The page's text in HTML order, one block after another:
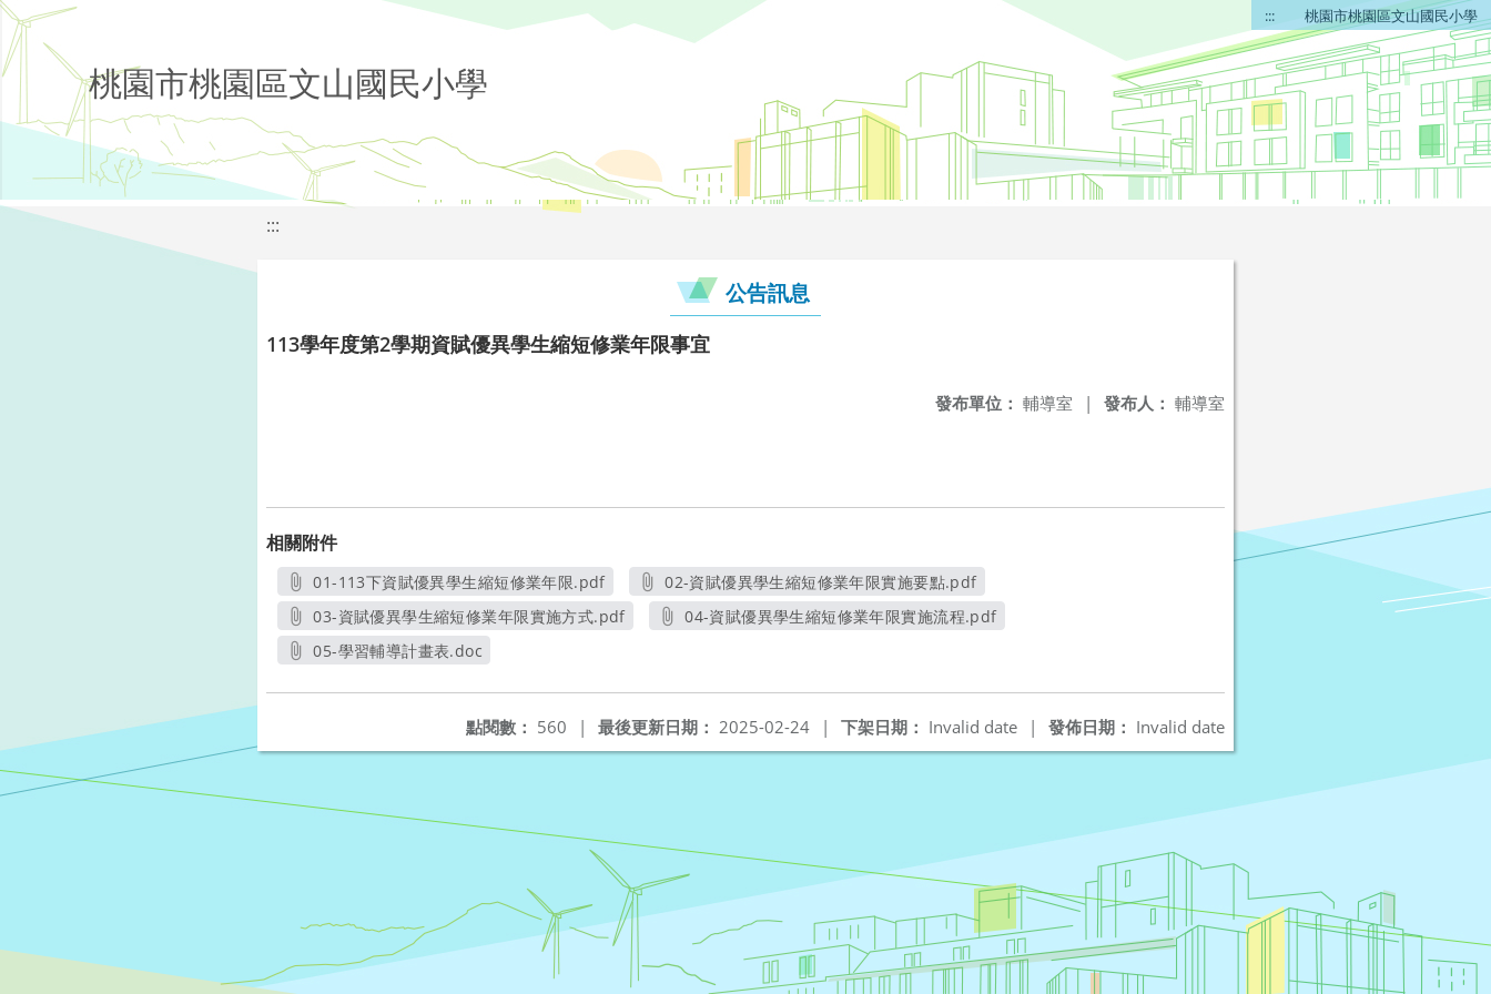
::: 桃園市桃園區文山國民小學
桃園市桃園區文山國民小學
:::
公告訊息
113學年度第2學期資賦優異學生縮短修業年限事宜
發布人： 輔導室
發布單位： 輔導室 |
相關附件
01-113下資賦優異學生縮短修業年限.pdf
另開新視窗
02-資賦優異學生縮短修業年限實施要點.pdf
另開新視窗
03-資賦優異學生縮短修業年限實施方式.pdf
另開新視窗
04-資賦優異學生縮短修業年限實施流程.pdf
05-學習輔導計畫表.doc
發佈日期： Invalid date
下架日期： Invalid date |
最後更新日期： 2025-02-24 |
點閱數： 560 |